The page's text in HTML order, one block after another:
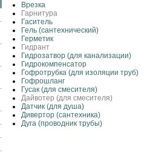
Врезка
Гарнитура
Гаситель
Гель (сантехнический)
Герметик
Гидрант
Гидрозатвор (для канализации)
Гидрокомпенсатор
Гофротрубка (для изоляции труб)
Гофрошланг
Гусак (для смесителя)
Дайвотер (для смесителя)
Датчик (для душа)
Дивертор (сантехника)
Дуга (проводник трубы)